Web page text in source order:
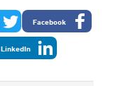
Facebook
LinkedIn